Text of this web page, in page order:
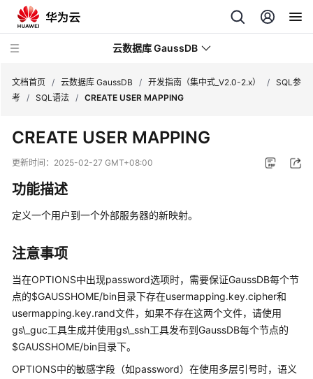
云数据库 GaussDB
新
动
务
告
产
品
介
绍
费
文档首页 / 云数据库 GaussDB / 开发指南（集中式_V2.0-2.x） / SQL参
考 / SQL语法 / CREATE USER MAPPING
CREATE USER MAPPING
更新时间： 2025-02-27 GMT+08:00
功能描述
定义一个用户到一个外部服务器的新映射。
注意事项
当在OPTIONS中出现password选项时，需要保证GaussDB每个节
点的$GAUSSHOME/bin目录下存在usermapping.key.cipher和
usermapping.key.rand文件，如果不存在这两个文件，请使用
gs\_guc工具生成并使用gs\_ssh工具发布到GaussDB每个节点的
$GAUSSHOME/bin目录下。
OPTIONS中的敏感字段（如password）在使用多层引号时，语义